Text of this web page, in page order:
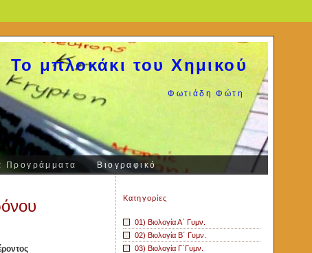
Το μπλοκάκι του Χημικού
Φωτιάδη Φώτη
Προγράμματα Βιογραφικό
Kατηγορίες
01) Βιολογία Α΄ Γυμν.
02) Βιολογία Β΄ Γυμν.
03) Βιολογία Γ΄Γυμν.